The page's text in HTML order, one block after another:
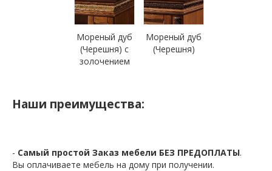
Мореный дуб
(Черешня) с
золочением
Мореный дуб
(Черешня)
Наши преимущества:
- Самый простой Заказ мебели БЕЗ ПРЕДОПЛАТЫ.
Вы оплачиваете мебель на дому при получении.